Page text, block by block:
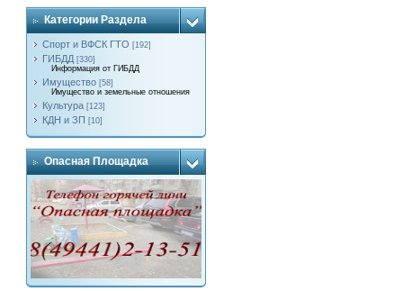
Категории Раздела
Спорт и ВФСК ГТО [192]
ГИБДД [330]
Информация от ГИБДД
Имущество [58]
Имущество и земельные отношения
Культура [123]
КДН и ЗП [10]
Опасная Площадка